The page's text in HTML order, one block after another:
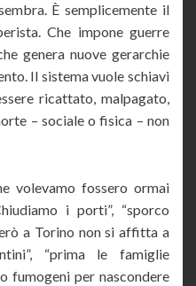
È semplicemente il
Che impone guerre
genera nuove gerarchie
Il sistema vuole schiavi
ricattato, malpagato,
– sociale o fisica – non
volevamo fossero ormai
i porti”, “sporco
a Torino non si affitta a
“prima le famiglie
fumogeni per nascondere